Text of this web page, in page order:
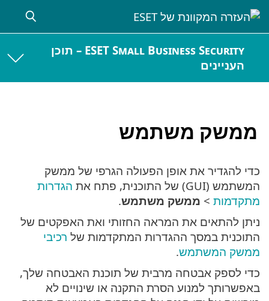
ESET Small Business Security – תוכן
העניינים
ממשק משתמש
כדי להגדיר את אופן הפעולה הגרפי של ממשק
המשתמש (GUI) של התוכנית, פתח את
הגדרות
מתקדמות > ממשק משתמש.
ניתן להתאים את המראה החזותי ואת האפקטים של
התוכנית במסך ההגדרות המתקדמות של רכיבי
ממשק המשתמש.
כדי לספק אבטחה מרבית של תוכנת האבטחה שלך,
באפשרותך למנוע הסרת התקנה או שינויים לא